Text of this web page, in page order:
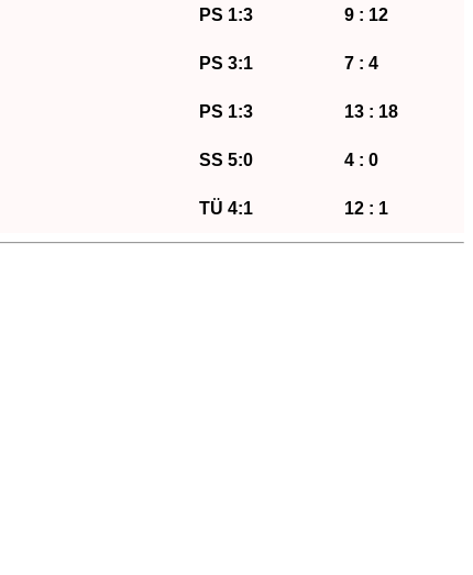
PS 1:3 9 : 12
PS 3:1 7 : 4
PS 1:3 13 : 18
SS 5:0 4 : 0
TÜ 4:1 12 : 1